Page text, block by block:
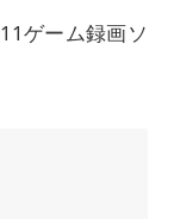
ゲーム録画ソ